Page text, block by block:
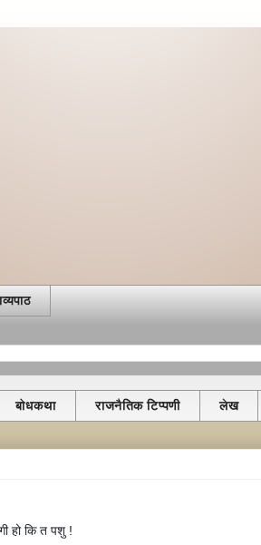
बोधकथा राजनैतिक टिप्पणी लेख
हो कि त पशु !